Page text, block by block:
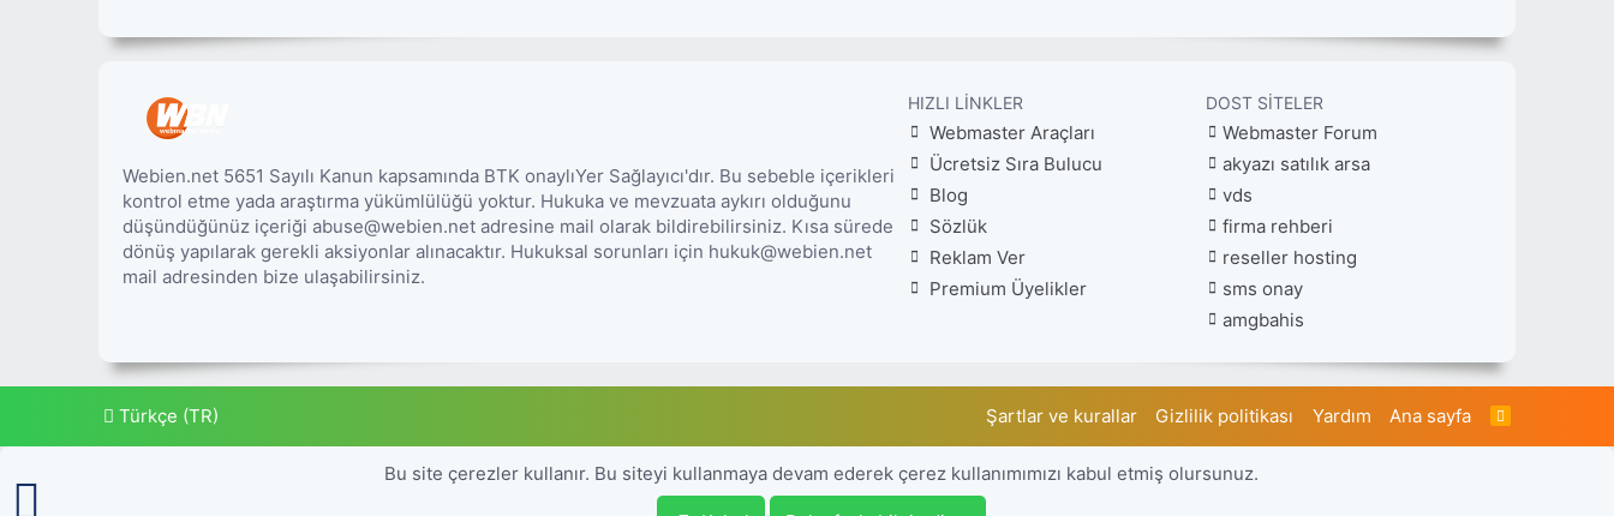
Webien.net 5651 Sayılı Kanun kapsamında BTK onaylıYer Sağlayıcı'dır. Bu sebeble içerikleri
kontrol etme yada araştırma yükümlülüğü yoktur. Hukuka ve mevzuata aykırı olduğunu
düşündüğünüz içeriği abuse@webien.net adresine mail olarak bildirebilirsiniz. Kısa sürede
dönüş yapılarak gerekli aksiyonlar alınacaktır. Hukuksal sorunları için hukuk@webien.net
mail adresinden bize ulaşabilirsiniz.
HIZLI LINKLER
Webmaster Araçları
Ücretsiz Sıra Bulucu
Blog
Sözlük
Reklam Ver
Premium Üyelikler
DOST SITELER
Webmaster Forum
akyazı satılık arsa
vds
firma rehberi
reseller hosting
sms onay
amgbahis
Türkçe (TR) Şartlar ve kurallar Gizlilik politikası Yardım Ana sayfa
R
Bu site çerezler kullanır. Bu siteyi kullanmaya devam ederek çerez kullanımımızı kabul etmiş olursunuz.